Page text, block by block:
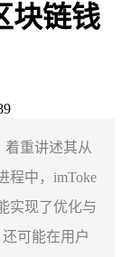
块链钱
着重讲述其从
程中，imToke
实现了优化与
可能在用户